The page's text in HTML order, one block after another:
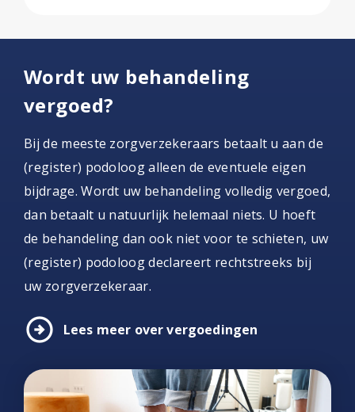
Wordt uw behandeling
vergoed?
Bij de meeste zorgverzekeraars betaalt u aan de
(register) podoloog alleen de eventuele eigen
bijdrage. Wordt uw behandeling volledig vergoed,
dan betaalt u natuurlijk helemaal niets. U hoeft
de behandeling dan ook niet voor te schieten, uw
(register) podoloog declareert rechtstreeks bij
uw zorgverzekeraar.
arrow_circle_right Lees meer over vergoedingen